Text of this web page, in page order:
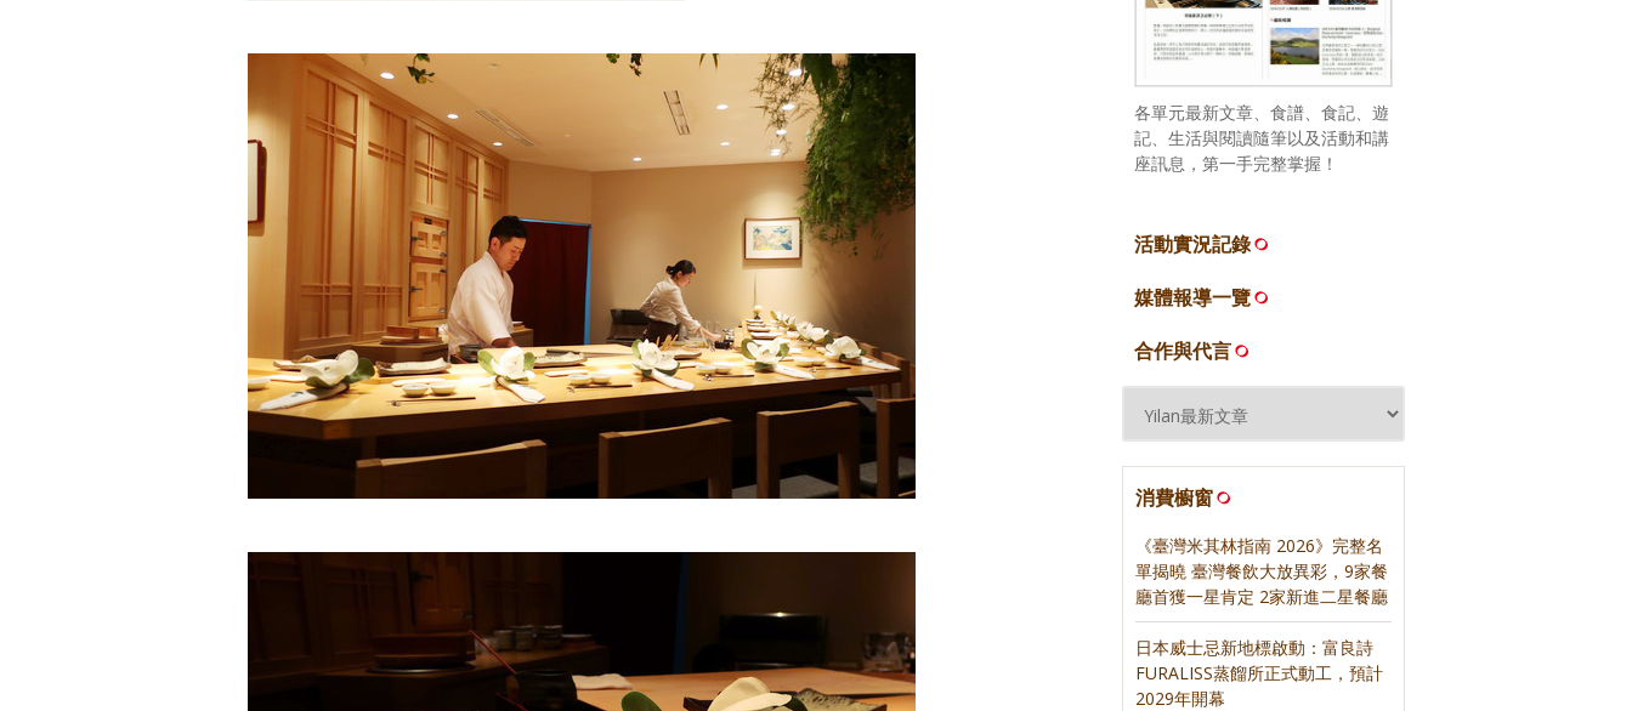
各單元最新文章、食譜、食記、遊
記、生活與閱讀隨筆以及活動和講
座訊息，第一手完整掌握！
活動實況記錄
媒體報導一覽
合作與代言
消費櫥窗
《臺灣米其林指南 2026》完整名
單揭曉 臺灣餐飲大放異彩，9家餐
廳首獲一星肯定 2家新進二星餐廳
日本威士忌新地標啟動：富良詩
FURALISS蒸餾所正式動工，預計
2029年開幕